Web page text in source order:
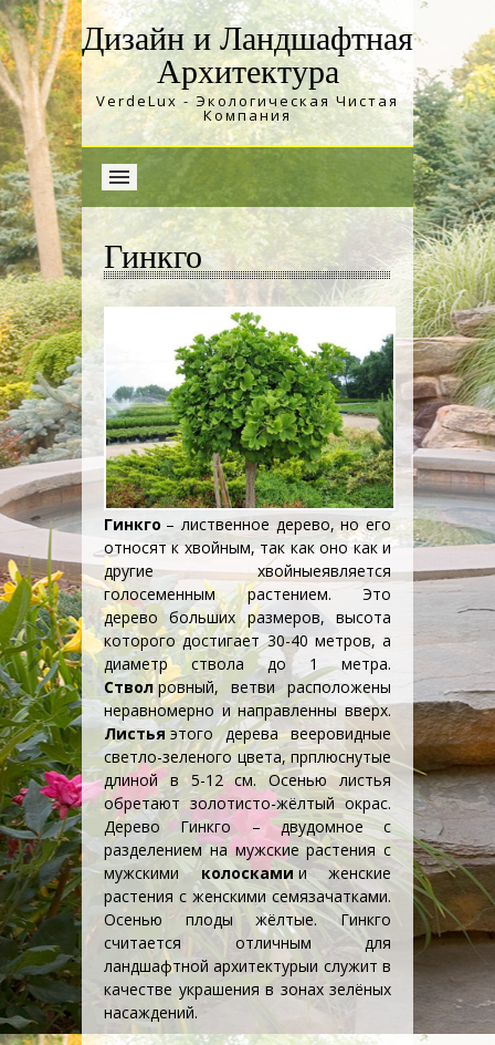
Дизайн и Ландшафтная
Архитектура
VerdeLux - Экологическая Чистая
Компания
Гинкго
Гинкго – лиственное дерево, но его
относят к хвойным, так как оно как и
другиехвойныеявляется
голосеменным растением. Это
дерево больших размеров, высота
которого достигает 30-40 метров, а
диаметр ствола до 1 метра.
Ствол ровный, ветви расположены
неравномерно и направленны вверх.
Листья этого дерева вееровидные
светло-зеленого цвета, прплюснутые
длиной в 5-12 см. Осенью листья
обретают золотисто-жёлтый окрас.
Дерево Гинкго – двудомное с
разделением на мужские растения с
мужскими колосками и женские
растения с женскими семязачатками.
Осенью плоды жёлтые. Гинкго
считается отличным для
ландшафтной архитектурыи служит в
качестве украшения в зонах зелёных
насаждений.